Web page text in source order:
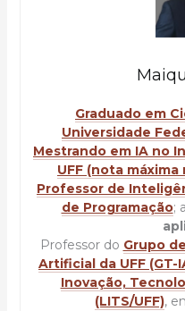
Graduado em
Universidade
Mestrando em IA no
UFF (nota máxima
Professor de
de Programação;
Professor do Grupo
Artificial da UFF (GT-
Inovação,
(LITS/UFF),